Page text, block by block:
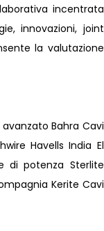
incentrata
innovazioni, joint
la valutazione
Bahra Cavi
Havells India El
di potenza Sterlite
Kerite Cavi